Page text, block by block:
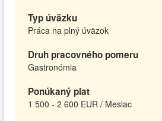
Typ úväzku
Práca na plný úväzok
Druh pracovného pomeru
Gastronómia
Ponúkaný plat
1 500 - 2 600 EUR / Mesiac